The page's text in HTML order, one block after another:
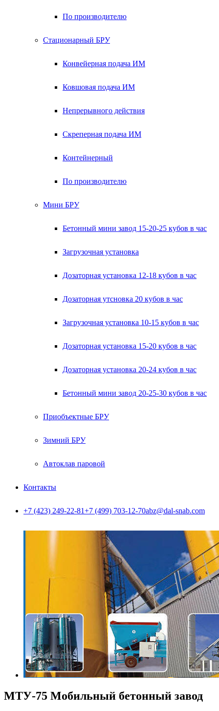
По производителю
Стационарный БРУ
Конвейерная подача ИМ
Ковшовая подача ИМ
Непрерывного действия
Скреперная подача ИМ
Контейнерный
По производителю
Мини БРУ
Бетонный мини завод 15-20-25 кубов в час
Загрузочная установка
Дозаторная установка 12-18 кубов в час
Дозаторная утсновка 20 кубов в час
Загрузочная установка 10-15 кубов в час
Дозаторная установка 15-20 кубов в час
Дозаторная установка 20-24 кубов в час
Бетонный мини завод 20-25-30 кубов в час
Приобъектные БРУ
Зимний БРУ
Автоклав паровой
Контакты
+7 (423) 249-22-81+7 (499) 703-12-70abz@dal-snab.com
МТУ-75 Мобильный бетонный завод